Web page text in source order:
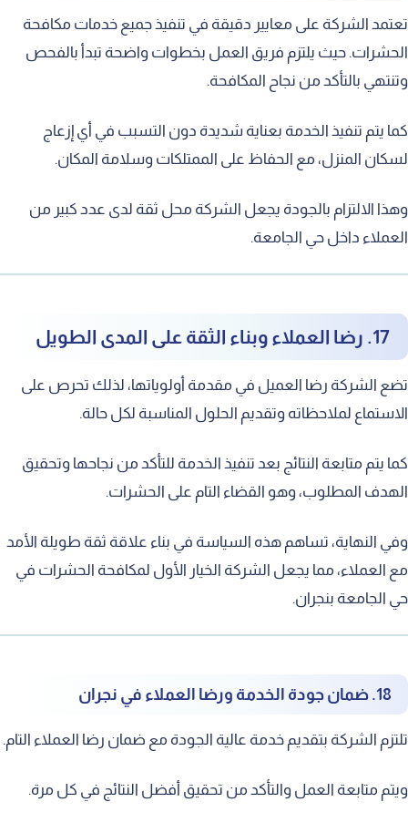
تعتمد الشركة على معايير دقيقة في تنفيذ جميع خدمات مكافحة
الحشرات. حيث يلتزم فريق العمل بخطوات واضحة تبدأ بالفحص
وتنتهي بالتأكد من نجاح المكافحة.
كما يتم تنفيذ الخدمة بعناية شديدة دون التسبب في أي إزعاج
لسكان المنزل، مع الحفاظ على الممتلكات وسلامة المكان.
وهذا الالتزام بالجودة يجعل الشركة محل ثقة لدى عدد كبير من
العملاء داخل حي الجامعة.
17. رضا العملاء وبناء الثقة على المدى الطويل
تضع الشركة رضا العميل في مقدمة أولوياتها، لذلك تحرص على
الاستماع لملاحظاته وتقديم الحلول المناسبة لكل حالة.
كما يتم متابعة النتائج بعد تنفيذ الخدمة للتأكد من نجاحها وتحقيق
الهدف المطلوب، وهو القضاء التام على الحشرات.
وفي النهاية، تساهم هذه السياسة في بناء علاقة ثقة طويلة الأمد
مع العملاء، مما يجعل الشركة الخيار الأول لمكافحة الحشرات في
حي الجامعة بنجران.
18. ضمان جودة الخدمة ورضا العملاء في نجران
تلتزم الشركة بتقديم خدمة عالية الجودة مع ضمان رضا العملاء التام.
ويتم متابعة العمل والتأكد من تحقيق أفضل النتائج في كل مرة.